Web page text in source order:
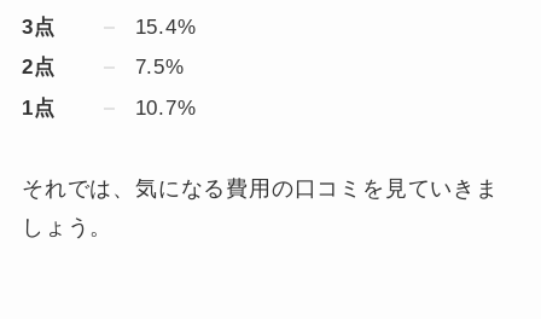
3点
15.4%
2点
7.5%
1点
10.7%
それでは、気になる費用の口コミを見ていきま
しょう。